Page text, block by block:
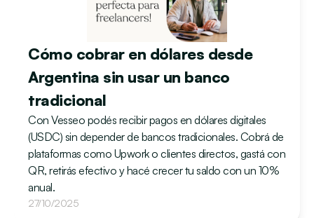
Cómo cobrar en dólares desde
Argentina sin usar un banco
tradicional
Con Vesseo podés recibir pagos en dólares digitales
(USDC) sin depender de bancos tradicionales. Cobrá de
plataformas como Upwork o clientes directos, gastá con
QR, retirás efectivo y hacé crecer tu saldo con un 10%
anual.
27/10/2025